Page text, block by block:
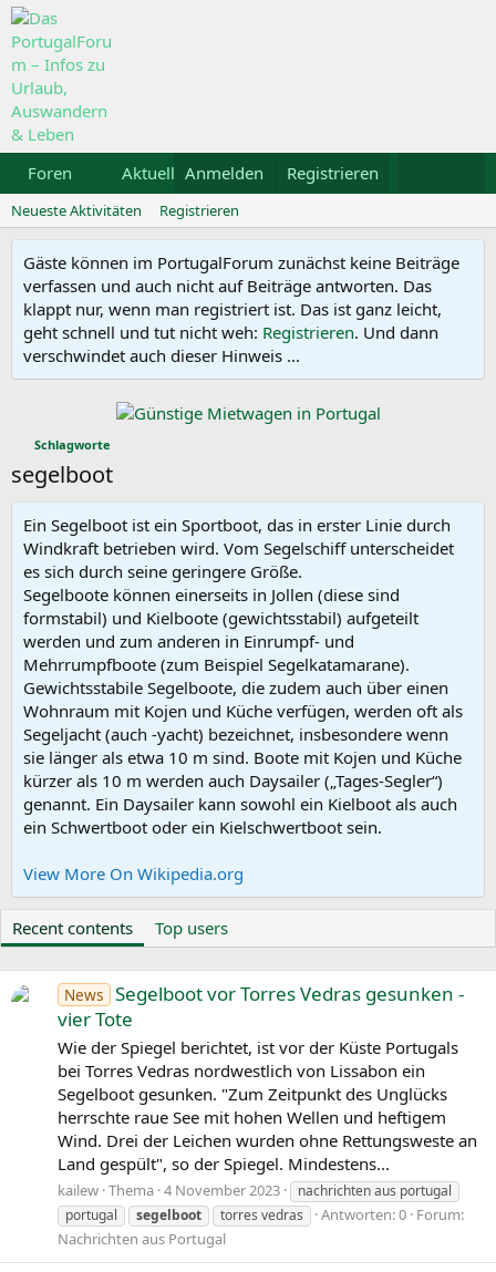
Foren Aktuelles Galerie Kalender
Anmelden Registrieren
Neueste Aktivitäten Registrieren
Gäste können im PortugalForum zunächst keine Beiträge
verfassen und auch nicht auf Beiträge antworten. Das
klappt nur, wenn man registriert ist. Das ist ganz leicht,
geht schnell und tut nicht weh: Registrieren. Und dann
verschwindet auch dieser Hinweis ...
Schlagworte
segelboot
Ein Segelboot ist ein Sportboot, das in erster Linie durch
Windkraft betrieben wird. Vom Segelschiff unterscheidet
es sich durch seine geringere Größe.
Segelboote können einerseits in Jollen (diese sind
formstabil) und Kielboote (gewichtsstabil) aufgeteilt
werden und zum anderen in Einrumpf- und
Mehrrumpfboote (zum Beispiel Segelkatamarane).
Gewichtsstabile Segelboote, die zudem auch über einen
Wohnraum mit Kojen und Küche verfügen, werden oft als
Segeljacht (auch -yacht) bezeichnet, insbesondere wenn
sie länger als etwa 10 m sind. Boote mit Kojen und Küche
kürzer als 10 m werden auch Daysailer („Tages-Segler“)
genannt. Ein Daysailer kann sowohl ein Kielboot als auch
ein Schwertboot oder ein Kielschwertboot sein.
View More On Wikipedia.org
Recent contents Top users
News Segelboot vor Torres Vedras gesunken -
vier Tote
Wie der Spiegel berichtet, ist vor der Küste Portugals
bei Torres Vedras nordwestlich von Lissabon ein
Segelboot gesunken. "Zum Zeitpunkt des Unglücks
herrschte raue See mit hohen Wellen und heftigem
Wind. Drei der Leichen wurden ohne Rettungsweste an
Land gespült", so der Spiegel. Mindestens...
kailew Thema 4 November 2023
nachrichten aus portugal
portugal
segelboot torres vedras Antworten: 0 Forum:
Nachrichten aus Portugal